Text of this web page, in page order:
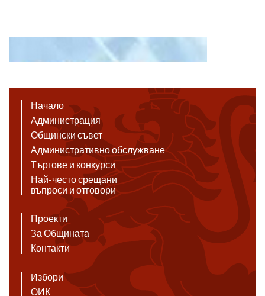
Начало
Администрация
Общински съвет
Административно обслужване
Търгове и конкурси
Най-често срещани
въпроси и отговори
Проекти
За Общината
Контакти
Избори
ОИК